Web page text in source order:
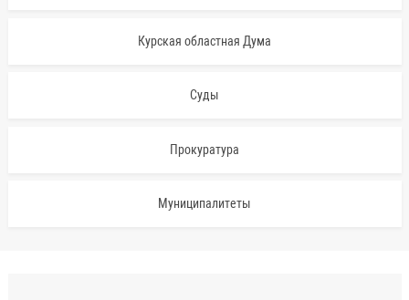
Курская областная Дума
Суды
Прокуратура
Муниципалитеты